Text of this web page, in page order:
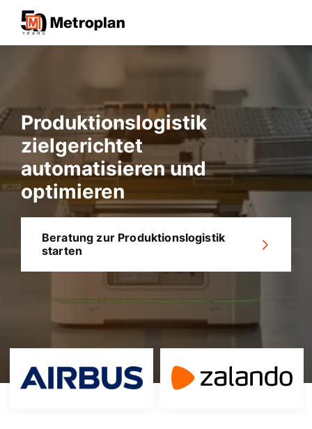
Produktionslogistik
zielgerichtet
automatisieren und
optimieren
Beratung zur Produktionslogistik
starten